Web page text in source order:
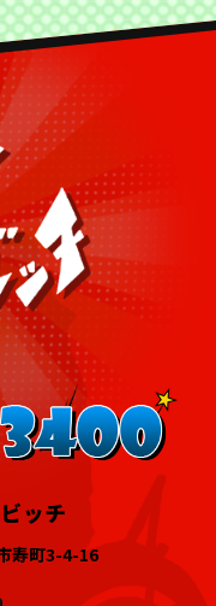
ッチ
寿町3-4-16